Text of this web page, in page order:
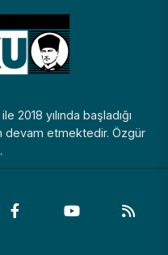
2018 yılında başladığı
devam etmektedir. Özgür